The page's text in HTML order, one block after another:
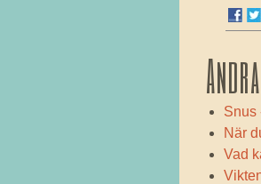
Snus
När
Vad